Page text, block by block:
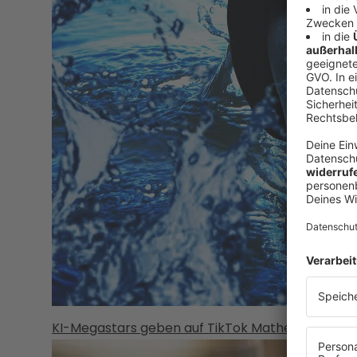
KI-Megastars geben auf TikTok Mathe-